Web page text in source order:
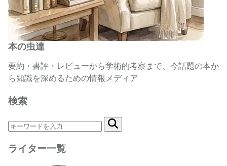
本の虫達
要約・書評・レビューから学術的考察まで、今話題の本か
ら知識を深めるための情報メディア
検索
ライター一覧